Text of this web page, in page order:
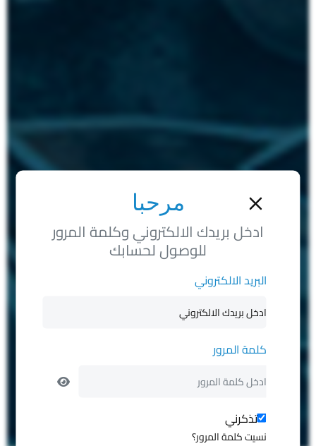
مرحبا
ادخل بريدك الالكتروني وكلمة المرور
للوصول لحسابك
البريد الالكتروني
كلمة المرور
تذكرني
نسيت كلمة المرور؟